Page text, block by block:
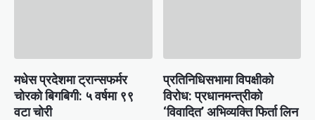
मधेस प्रदेशमा ट्रान्सफर्मर
चोरको बिगबिगी: ५ वर्षमा ९९
वटा चोरी
प्रतिनिधिसभामा विपक्षीको
विरोध: प्रधानमन्त्रीको
‘विवादित’ अभिव्यक्ति फिर्ता लिन